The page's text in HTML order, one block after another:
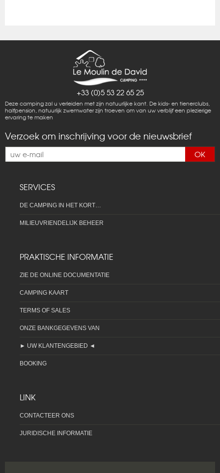
+33 (0)5 53 22 65 25
Deze camping zal u verleiden met zijn natuurlijke kant. De kids- en tienerclubs,
halfpension, natuurlijk zwemwater zijn troeven om van uw verblijf een plezierige
ervaring te maken
Verzoek om inschrijving voor de nieuwsbrief
OK
SERVICES
DE CAMPING IN HET KORT…
MILIEUVRIENDELIJK BEHEER
PRAKTISCHE INFORMATIE
ZIE DE ONLINE DOCUMENTATIE
CAMPING KAART
TERMS OF SALES
ONZE BANKGEGEVENS VAN
► UW KLANTENGEBIED ◄
BOOKING
LINK
CONTACTEER ONS
JURIDISCHE INFORMATIE